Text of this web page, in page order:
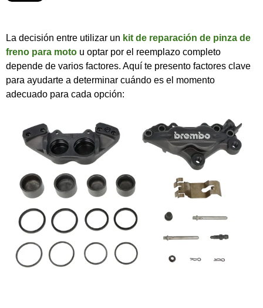
La decisión entre utilizar un kit de reparación de pinza de
freno para moto u optar por el reemplazo completo
depende de varios factores. Aquí te presento factores clave
para ayudarte a determinar cuándo es el momento
adecuado para cada opción: